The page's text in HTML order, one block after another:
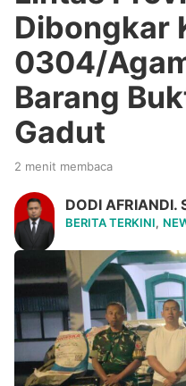
Dibongkar
0304/
Barang
Gadut
2 menit membaca
DODI AFRIANDI.
BERITA TERKINI,